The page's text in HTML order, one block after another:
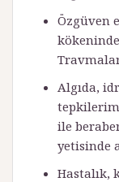
Özgüven
Algıda,
ile
yetisinde
Hastalık,